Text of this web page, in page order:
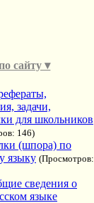
сайту ▾
задачи,
для школьников
146)
(шпора) по
языку (Просмотров:
сведения о
языке